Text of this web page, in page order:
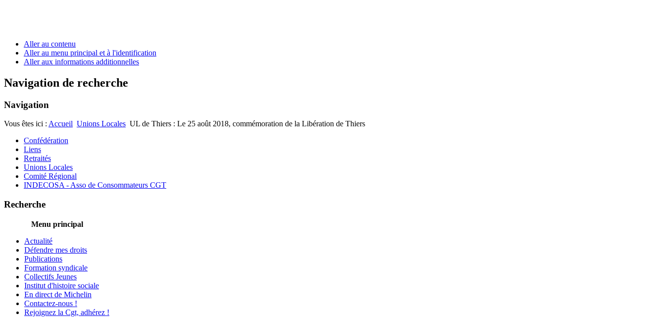
Aller au contenu
Aller au menu principal et à l'identification
Aller aux informations additionnelles
Navigation de recherche
Navigation
Vous êtes ici : Accueil Unions Locales UL de Thiers : Le 25 août 2018, commémoration de la Libération de Thiers
Confédération
Liens
Retraités
Unions Locales
Comité Régional
INDECOSA - Asso de Consommateurs CGT
Recherche
Menu principal
Actualité
Défendre mes droits
Publications
Formation syndicale
Collectifs Jeunes
Institut d'histoire sociale
En direct de Michelin
Contactez-nous !
Rejoignez la Cgt, adhérez !